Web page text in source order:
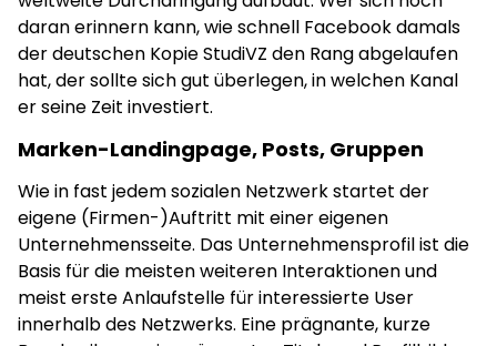
daran erinnern kann, wie schnell Facebook damals
der deutschen Kopie StudiVZ den Rang abgelaufen
hat, der sollte sich gut überlegen, in welchen Kanal
er seine Zeit investiert.
Marken-Landingpage, Posts, Gruppen
Wie in fast jedem sozialen Netzwerk startet der
eigene (Firmen-)Auftritt mit einer eigenen
Unternehmensseite. Das Unternehmensprofil ist die
Basis für die meisten weiteren Interaktionen und
meist erste Anlaufstelle für interessierte User
innerhalb des Netzwerks. Eine prägnante, kurze